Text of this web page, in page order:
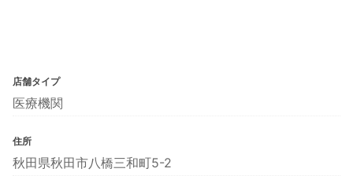
店舗タイプ
医療機関
住所
秋田県秋田市八橋三和町5-2